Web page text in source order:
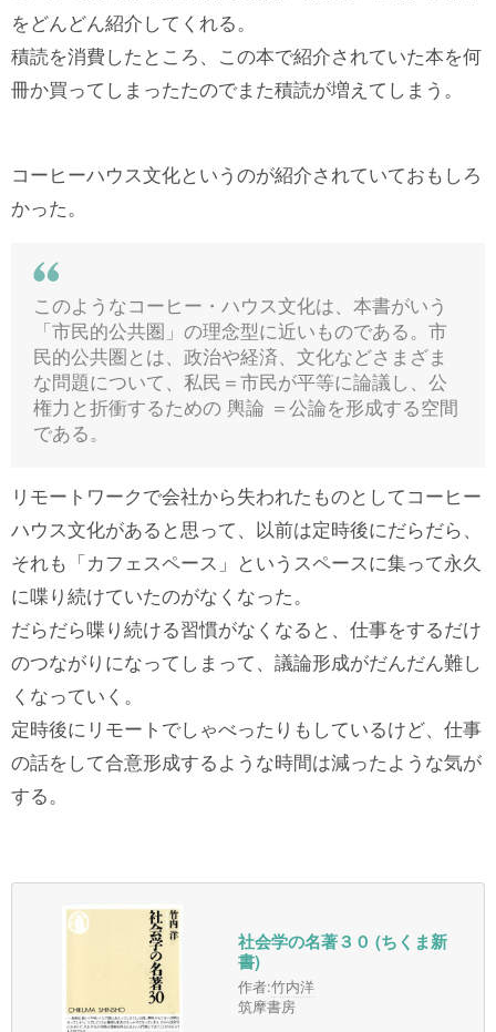
をどんどん紹介してくれる。
積読を消費したところ、この本で紹介されていた本を何
冊か買ってしまったたのでまた積読が増えてしまう。
コーヒーハウス文化というのが紹介されていておもしろ
かった。
このようなコーヒー・ハウス文化は、本書がいう
「市民的公共圏」の理念型に近いものである。市
民的公共圏とは、政治や経済、文化などさまざま
な問題について、私民＝市民が平等に論議し、公
権力と折衝するための 輿論 ＝公論を形成する空間
である。
リモートワークで会社から失われたものとしてコーヒー
ハウス文化があると思って、以前は定時後にだらだら、
それも「カフェスペース」というスペースに集って永久
に喋り続けていたのがなくなった。
だらだら喋り続ける習慣がなくなると、仕事をするだけ
のつながりになってしまって、議論形成がだんだん難し
くなっていく。
定時後にリモートでしゃべったりもしているけど、仕事
の話をして合意形成するような時間は減ったような気が
する。
社会学の名著３０ (ちくま新
書)
作者:竹内洋
筑摩書房